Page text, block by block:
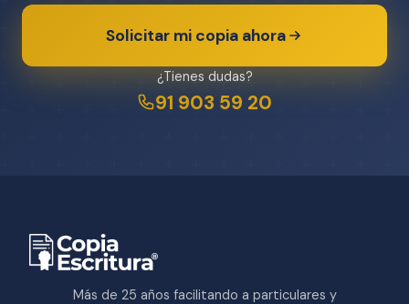
Solicitar mi copia ahora
¿Tienes dudas?
91 903 59 20
Más de 25 años facilitando a particulares y